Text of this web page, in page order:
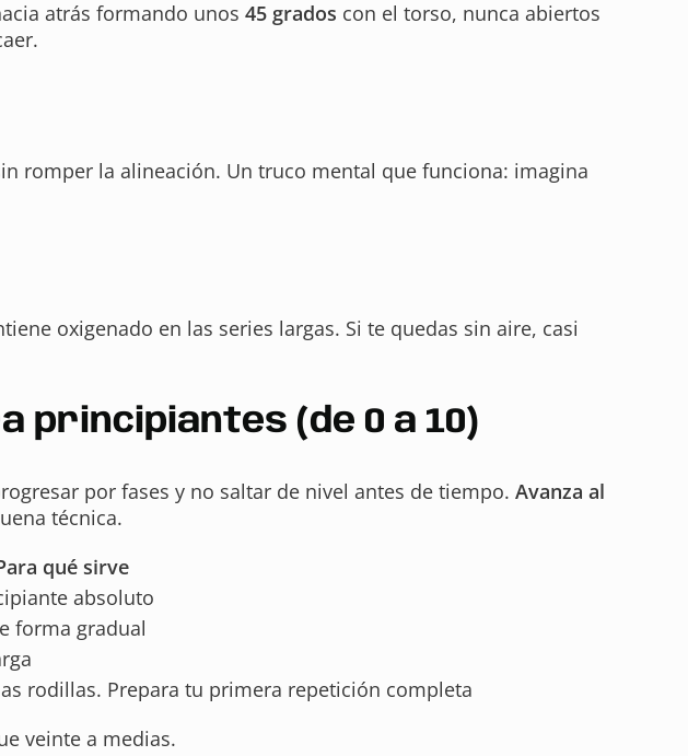
atrás formando unos 45 grados con el torso, nunca abiertos
romper la alineación. Un truco mental que funciona: imagina
oxigenado en las series largas. Si te quedas sin aire, casi
principiantes (de 0 a 10)
por fases y no saltar de nivel antes de tiempo. Avanza al
técnica.
qué sirve
absoluto
forma gradual
rodillas. Prepara tu primera repetición completa
veinte a medias.